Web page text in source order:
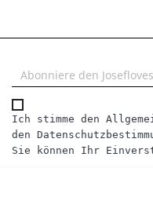
Ich stimme den
den
Sie können Ihr